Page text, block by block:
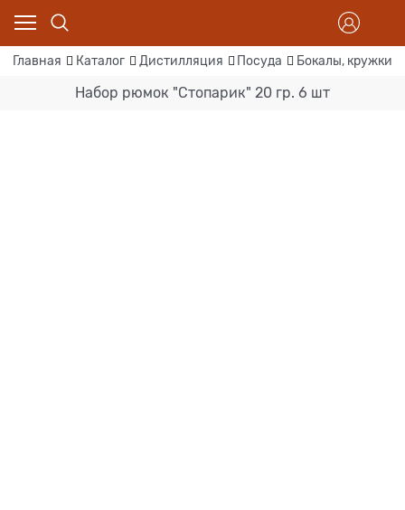
Главная Каталог Дистилляция Посуда Бокалы, кружки,
Набор рюмок "Стопарик" 20 гр. 6 шт